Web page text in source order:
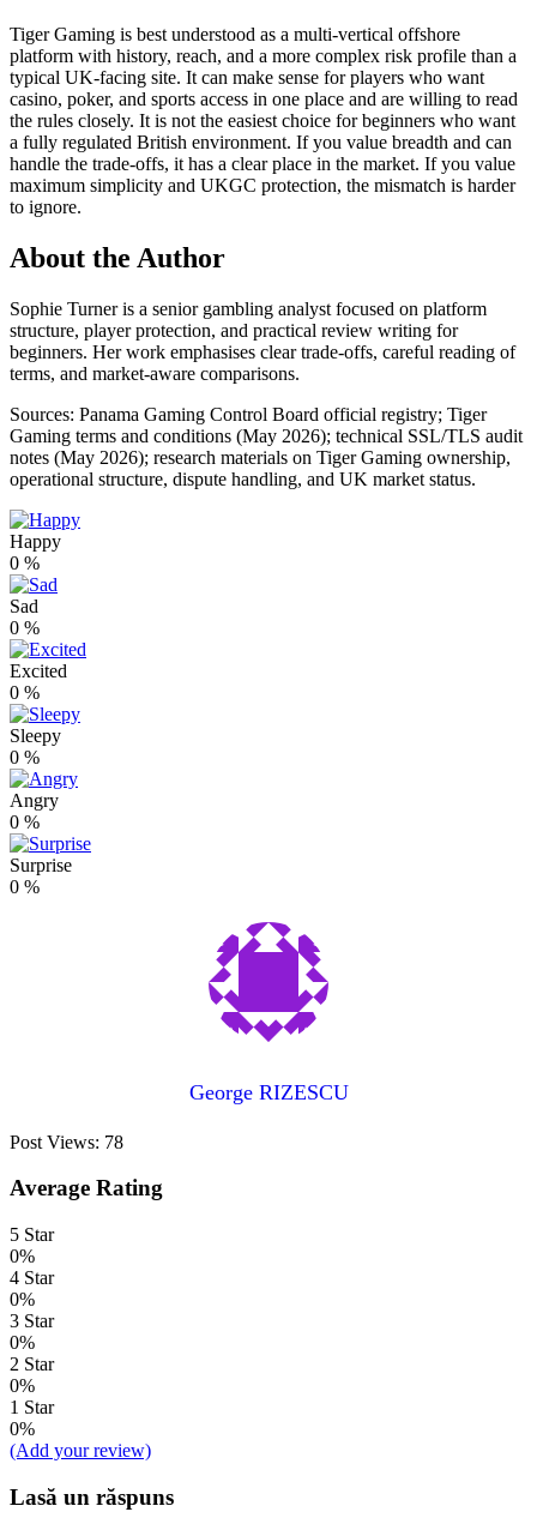
Tiger Gaming is best understood as a multi-vertical offshore
platform with history, reach, and a more complex risk profile than a
typical UK-facing site. It can make sense for players who want
casino, poker, and sports access in one place and are willing to read
the rules closely. It is not the easiest choice for beginners who want
a fully regulated British environment. If you value breadth and can
handle the trade-offs, it has a clear place in the market. If you value
maximum simplicity and UKGC protection, the mismatch is harder
to ignore.
About the Author
Sophie Turner is a senior gambling analyst focused on platform
structure, player protection, and practical review writing for
beginners. Her work emphasises clear trade-offs, careful reading of
terms, and market-aware comparisons.
Sources: Panama Gaming Control Board official registry; Tiger
Gaming terms and conditions (May 2026); technical SSL/TLS audit
notes (May 2026); research materials on Tiger Gaming ownership,
operational structure, dispute handling, and UK market status.
Happy
0 %
Sad
0 %
Excited
0 %
Sleepy
0 %
Angry
0 %
Surprise
0 %
George RIZESCU
Post Views: 78
Average Rating
5 Star
0%
4 Star
0%
3 Star
0%
2 Star
0%
1 Star
0%
(Add your review)
Lasă un răspuns